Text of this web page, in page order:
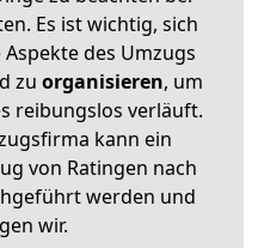
Es ist wichtig, sich
des Umzugs
zu organisieren, um
reibungslos verläuft.
kann ein
von Ratingen nach
werden und
wir.